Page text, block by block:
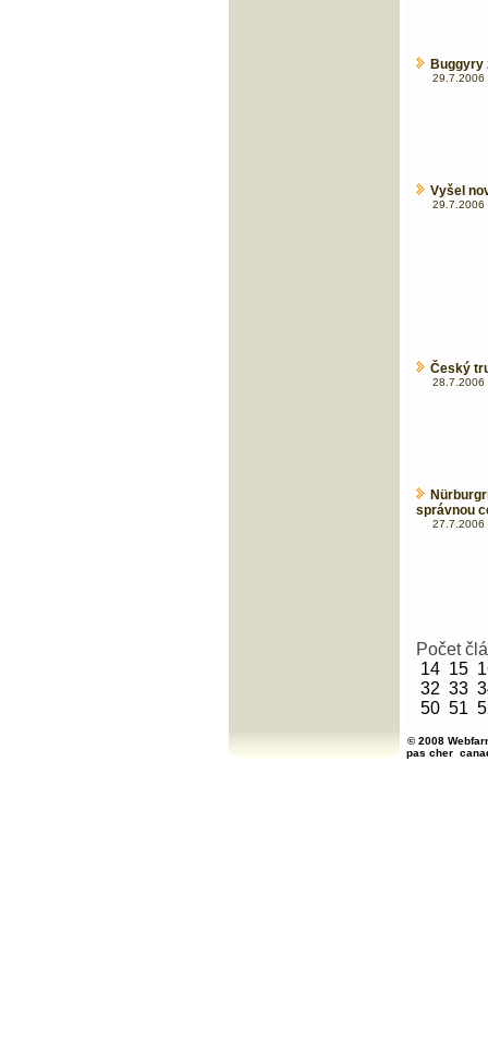
Buggyry
29.7.2006
Vyšel
29.7.2006
Český
28.7.2006
správnou
27.7.2006
Počet
14 15
32 33
50 51
© 2008
pas cher